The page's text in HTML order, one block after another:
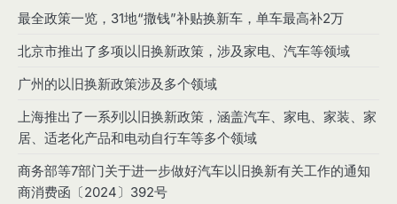
最全政策一览，31地“撒钱”补贴换新车，单车最高补2万
北京市推出了多项以旧换新政策，涉及家电、汽车等领域
广州的以旧换新政策涉及多个领域
上海推出了一系列以旧换新政策，涵盖汽车、家电、家装、家
居、适老化产品和电动自行车等多个领域
商务部等7部门关于进一步做好汽车以旧换新有关工作的通知
商消费函〔2024〕392号
Tech Giants Face Antitrust Scrutiny:
Impact on the Tech Sector